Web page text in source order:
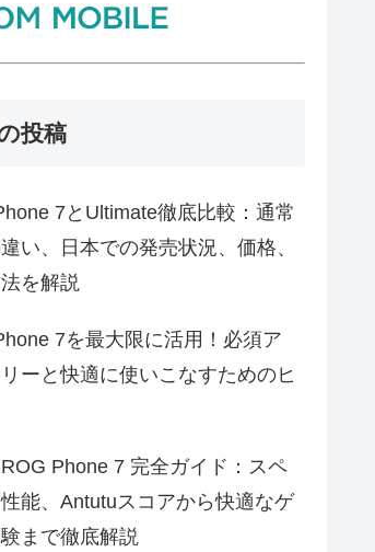
投稿
7とUltimate徹底比較：通常
い、日本での発売状況、価格、
を解説
7を最大限に活用！必須ア
ーと快適に使いこなすためのヒ
Phone 7 完全ガイド：スペ
能、Antutuスコアから快適なゲ
まで徹底解説